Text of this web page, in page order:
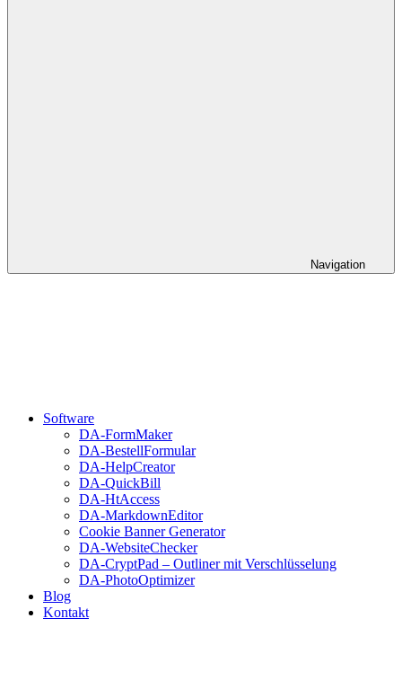
Navigation
Software
DA-FormMaker
DA-BestellFormular
DA-HelpCreator
DA-QuickBill
DA-HtAccess
DA-MarkdownEditor
Cookie Banner Generator
DA-WebsiteChecker
DA-CryptPad – Outliner mit Verschlüsselung
DA-PhotoOptimizer
Blog
Kontakt